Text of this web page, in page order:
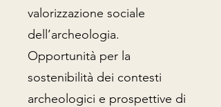
valorizzazione sociale
dell’archeologia.
Opportunità per la
sostenibilità dei contesti
archeologici e prospettive di